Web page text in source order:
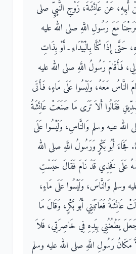
أَبِيهِ، عَنْ عَائِشَةَ، زَوْجِ النَّبِيِّ صلى
مَعَ رَسُولِ اللَّهِ صلى الله عليه
إِذَا كُنَّا بِالْبَيْدَاءِ ـ أَوْ بِذَاتِ
فَأَقَامَ رَسُولُ اللَّهِ صلى الله عليه
النَّاسُ مَعَهُ، وَلَيْسُوا عَلَى مَاءٍ، فَأَتَى
فَقَالُوا أَلاَ تَرَى مَا صَنَعَتْ عَائِشَةُ
عليه وسلم وَالنَّاسِ، وَلَيْسُوا عَلَى
أَبُو بَكْرٍ وَرَسُولُ اللَّهِ صلى الله
عَلَى فَخِذِي قَدْ نَامَ فَقَالَ حَبَسْتِ
وسلم وَالنَّاسَ، وَلَيْسُوا عَلَى مَاءٍ،
فَعَاتَبَنِي أَبُو بَكْرٍ، وَقَالَ مَا
يَطْعُنُنِي بِيَدِهِ فِي خَاصِرَتِي، فَلاَ
رَسُولِ اللَّهِ صلى الله عليه وسلم